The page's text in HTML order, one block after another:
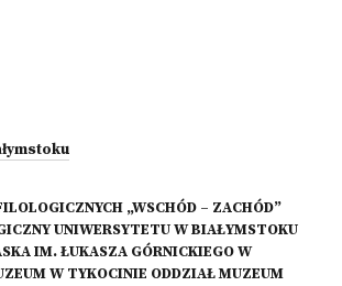
„WSCHÓD – ZACHÓD”
UNIWERSYTETU W BIAŁYMSTOKU
IM. ŁUKASZA GÓRNICKIEGO W
W TYKOCINIE ODDZIAŁ MUZEUM